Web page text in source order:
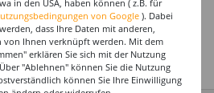
& Themenparty
Kostümthema
in den USA, haben können ( z.B. für
von Google ). Dabei
dass Ihre Daten mit anderen,
von Ihnen verknüpft werden. Mit dem
erklären Sie sich mit der Nutzung
"Ablehnen" können Sie die Nutzung
können Sie Ihre Einwilligung